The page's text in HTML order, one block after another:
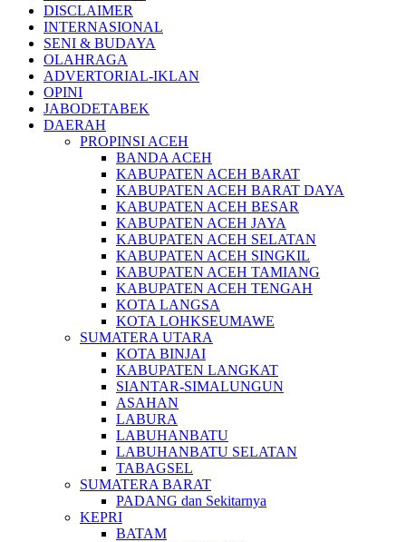
DISCLAIMER
INTERNASIONAL
SENI & BUDAYA
OLAHRAGA
ADVERTORIAL-IKLAN
OPINI
JABODETABEK
DAERAH
PROPINSI ACEH
BANDA ACEH
KABUPATEN ACEH BARAT
KABUPATEN ACEH BARAT DAYA
KABUPATEN ACEH BESAR
KABUPATEN ACEH JAYA
KABUPATEN ACEH SELATAN
KABUPATEN ACEH SINGKIL
KABUPATEN ACEH TAMIANG
KABUPATEN ACEH TENGAH
KOTA LANGSA
KOTA LOHKSEUMAWE
SUMATERA UTARA
KOTA BINJAI
KABUPATEN LANGKAT
SIANTAR-SIMALUNGUN
ASAHAN
LABURA
LABUHANBATU
LABUHANBATU SELATAN
TABAGSEL
SUMATERA BARAT
PADANG dan Sekitarnya
KEPRI
BATAM